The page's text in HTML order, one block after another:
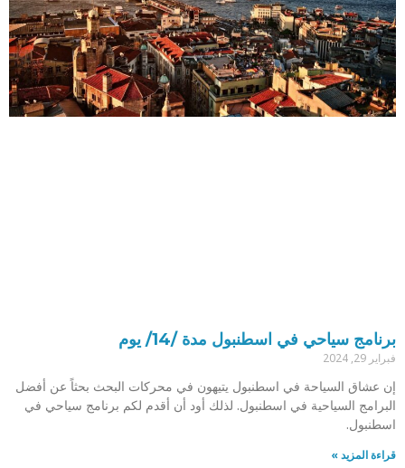
برنامج سياحي في اسطنبول مدة /14/ يوم
فبراير 29, 2024
إن عشاق السياحة في اسطنبول يتيهون في محركات البحث بحثاً عن أفضل
البرامج السياحية في اسطنبول. لذلك أود أن أقدم لكم برنامج سياحي في
اسطنبول.
قراءة المزيد »